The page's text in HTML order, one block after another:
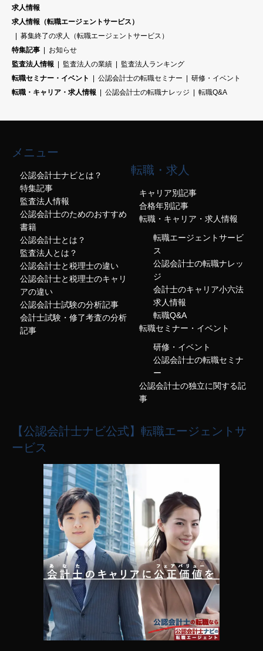
求人情報
求人情報（転職エージェントサービス）
募集終了の求人（転職エージェントサービス）
特集記事
お知らせ
監査法人情報
監査法人の業績
監査法人ランキング
転職セミナー・イベント
公認会計士の転職セミナー
研修・イベント
転職・キャリア・求人情報
公認会計士の転職ナレッジ 転職Q&A
メニュー
公認会計士ナビとは？
特集記事
監査法人情報
公認会計士のためのおすすめ
書籍
公認会計士とは？
監査法人とは？
公認会計士と税理士の違い
公認会計士と税理士のキャリ
アの違い
公認会計士試験の分析記事
会計士試験・修了考査の分析
記事
転職・求人
キャリア別記事
合格年別記事
転職・キャリア・求人情報
転職エージェントサービ
ス
公認会計士の転職ナレッ
ジ
会計士のキャリア小六法
求人情報
転職Q&A
転職セミナー・イベント
研修・イベント
公認会計士の転職セミナ
ー
公認会計士の独立に関する記
事
【公認会計士ナビ公式】転職エージェントサ
ービス